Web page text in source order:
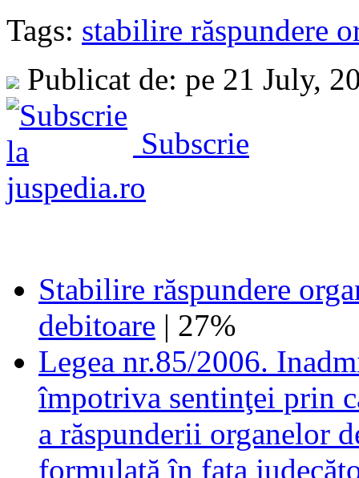
Tags: stabilire răspundere
Publicat de: pe 21 July,
Subscrie
Stabilire răspundere
debitoare | 27%
Legea nr.85/2006.
împotriva sentinţei prin
a răspunderii organelor
formulată în faţa